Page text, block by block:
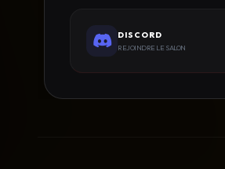
DISCORD
REJOINDRE LE SALON